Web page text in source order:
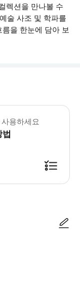
렉션을 만나볼 수
술 사조 및 학파를
을 한눈에 담아 보
- 18세 미만 청소년은 무
용하세요